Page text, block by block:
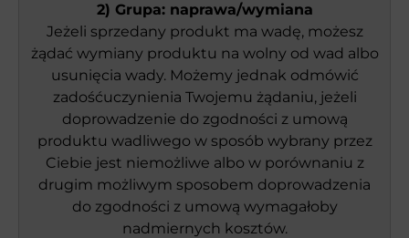
2) Grupa: naprawa/wymiana
Jeżeli sprzedany produkt ma wadę, możesz
żądać wymiany produktu na wolny od wad albo
usunięcia wady. Możemy jednak odmówić
zadośćuczynienia Twojemu żądaniu, jeżeli
doprowadzenie do zgodności z umową
produktu wadliwego w sposób wybrany przez
Ciebie jest niemożliwe albo w porównaniu z
drugim możliwym sposobem doprowadzenia
do zgodności z umową wymagałoby
nadmiernych kosztów.